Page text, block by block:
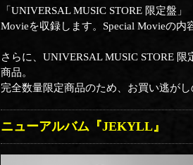
「UNIVERSAL MUSIC STORE 限定盤
Movieを収録します。Special Movieの内
さらに、UNIVERSAL MUSIC STORE
商品。
完全数量限定商品のため、お買い逃が
ニューアルバム『JEKYLL』